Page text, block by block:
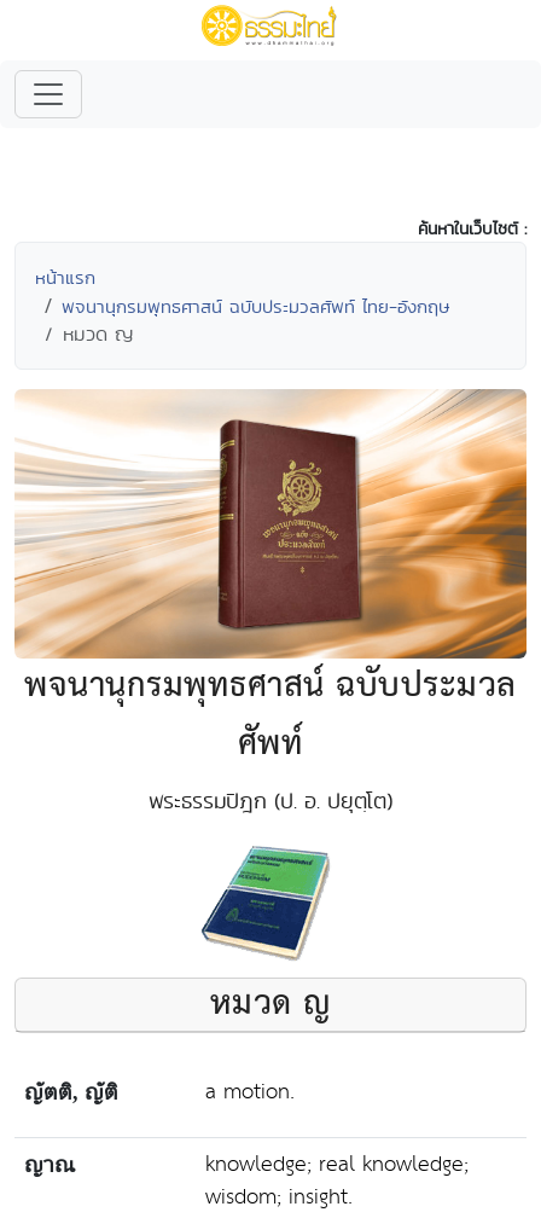
ค้นหาในเว็บไซต์ :
หน้าแรก
พจนานุกรมพุทธศาสน์ ฉบับประมวลศัพท์ ไทย-อังกฤษ
หมวด ญ
พจนานุกรมพุทธศาสน์ ฉบับประมวล
ศัพท์
พระธรรมปิฎก (ป. อ. ปยุตฺโต)
หมวด ญ
ญัตติ, ญัติ a motion.
ญาณ
knowledge; real knowledge;
wisdom; insight.